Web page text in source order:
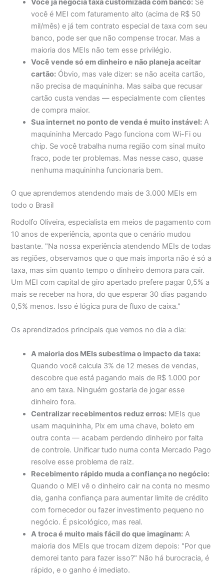
Você já negocia taxa customizada com banco: Se
você é MEI com faturamento alto (acima de R$ 50
mil/mês) e já tem contrato especial de taxa com seu
banco, pode ser que não compense trocar. Mas a
maioria dos MEIs não tem esse privilégio.
Você vende só em dinheiro e não planeja aceitar
cartão: Óbvio, mas vale dizer: se não aceita cartão,
não precisa de maquininha. Mas saiba que recusar
cartão custa vendas — especialmente com clientes
de compra maior.
Sua internet no ponto de venda é muito instável: A
maquininha Mercado Pago funciona com Wi-Fi ou
chip. Se você trabalha numa região com sinal muito
fraco, pode ter problemas. Mas nesse caso, quase
nenhuma maquininha funcionaria bem.
O que aprendemos atendendo mais de 3.000 MEIs em
todo o Brasil
Rodolfo Oliveira, especialista em meios de pagamento com
10 anos de experiência, aponta que o cenário mudou
bastante. "Na nossa experiência atendendo MEIs de todas
as regiões, observamos que o que mais importa não é só a
taxa, mas sim quanto tempo o dinheiro demora para cair.
Um MEI com capital de giro apertado prefere pagar 0,5% a
mais se receber na hora, do que esperar 30 dias pagando
0,5% menos. Isso é lógica pura de fluxo de caixa."
Os aprendizados principais que vemos no dia a dia:
A maioria dos MEIs subestima o impacto da taxa:
Quando você calcula 3% de 12 meses de vendas,
descobre que está pagando mais de R$ 1.000 por
ano em taxa. Ninguém gostaria de jogar esse
dinheiro fora.
Centralizar recebimentos reduz erros: MEIs que
usam maquininha, Pix em uma chave, boleto em
outra conta — acabam perdendo dinheiro por falta
de controle. Unificar tudo numa conta Mercado Pago
resolve esse problema de raiz.
Recebimento rápido muda a confiança no negócio:
Quando o MEI vê o dinheiro cair na conta no mesmo
dia, ganha confiança para aumentar limite de crédito
com fornecedor ou fazer investimento pequeno no
negócio. É psicológico, mas real.
A troca é muito mais fácil do que imaginam: A
maioria dos MEIs que trocam dizem depois: "Por que
demorei tanto para fazer isso?" Não há burocracia, é
rápido, e o ganho é imediato.